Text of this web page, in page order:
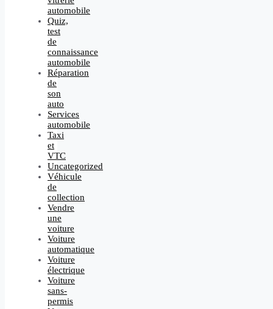
automobile
Quiz,
test
de
connaissance
automobile
Réparation
de
son
auto
Services
automobile
Taxi
et
VTC
Uncategorized
Véhicule
de
collection
Vendre
une
voiture
Voiture
automatique
Voiture
électrique
Voiture
sans-
permis